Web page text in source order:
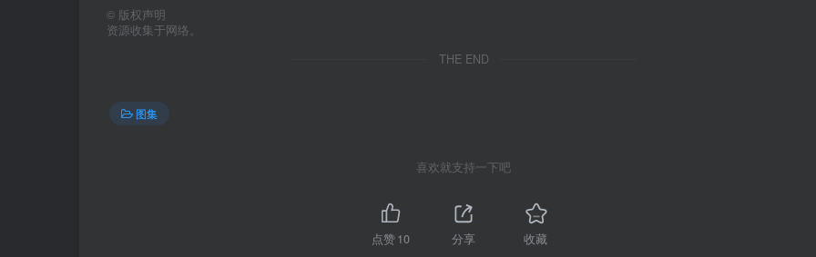
© 版权声明
资源收集于网络。
THE END
图集
喜欢就支持一下吧
点赞10 分享 收藏